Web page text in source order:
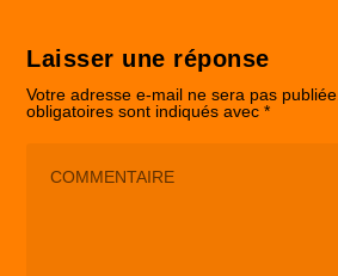
Laisser une réponse
Votre adresse e-mail ne sera pas publiée.
obligatoires sont indiqués avec*